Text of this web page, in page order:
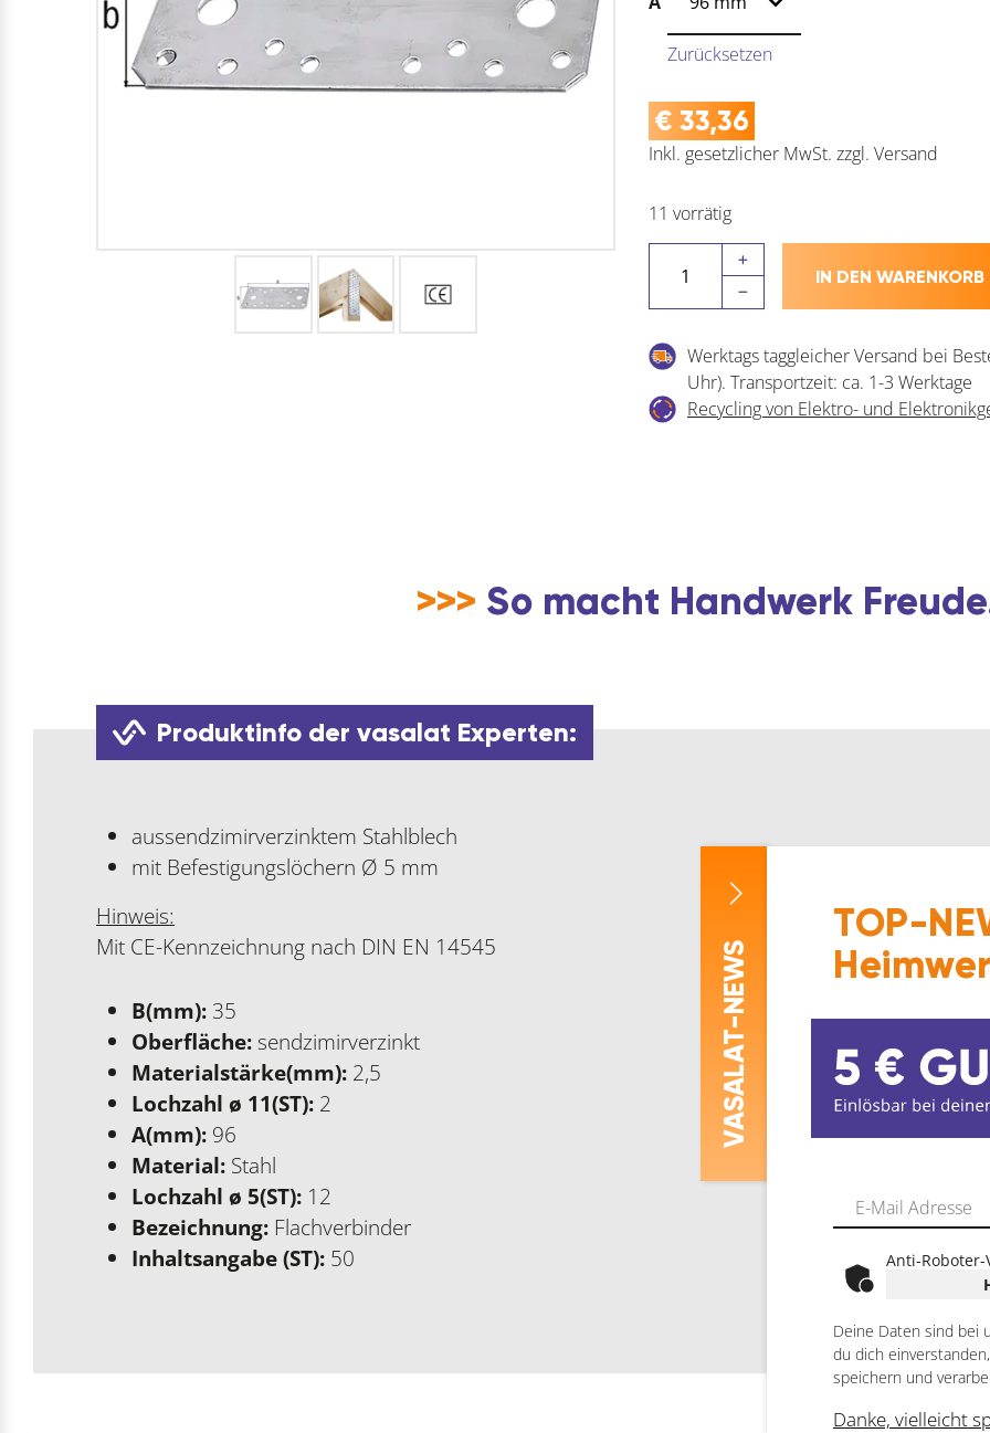
Zurücksetzen
€ 33,36
Inkl. gesetzlicher MwSt. zzgl. Versand
11 vorrätig
ALBERTS
Flachverbinder
Stahl
sendzimirverzinkt
mit
IN DEN WARENKORB
Werktags taggleicher Versand bei
Uhr). Transportzeit: ca. 1-3 Werktage
Recycling von Elektro- und
>>> So macht Handwerk
Produktinfo der vasalat Experten:
aussendzimirverzinktem Stahlblech
mit Befestigungslöchern Ø 5 mm
Hinweis:
Mit CE-Kennzeichnung nach DIN EN 14545
B(mm): 35
Oberfläche: sendzimirverzinkt
Materialstärke(mm): 2,5
Lochzahl ø 11(ST): 2
A(mm): 96
Material: Stahl
Lochzahl ø 5(ST): 12
Bezeichnung: Flachverbinder
Inhaltsangabe (ST): 50
V
ASALAT
-NEWS
TOP-
Anti-
Deine Daten sind bei
du dich
speichern und
Danke, vielleicht